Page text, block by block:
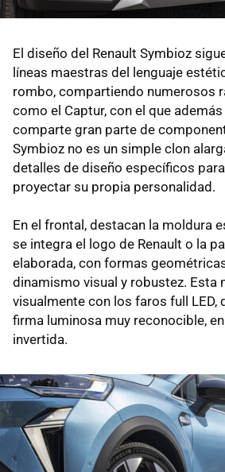
El diseño del Renault Symbioz
líneas maestras del lenguaje
rombo, compartiendo numerosos
como el Captur, con el que
comparte gran parte de
Symbioz no es un simple clon
detalles de diseño específicos
proyectar su propia personalidad.
En el frontal, destacan la moldura
se integra el logo de Renault o la
elaborada, con formas
dinamismo visual y robustez. Esta
visualmente con los faros full LED,
firma luminosa muy reconocible,
invertida.